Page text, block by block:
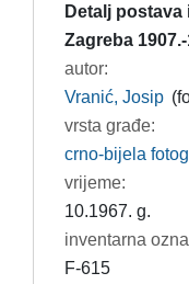
Detalj
Zagreba
autor:
Vranić, Josip
vrsta građe:
crno-bijela
vrijeme:
10.1967. g.
inventarna
F-615